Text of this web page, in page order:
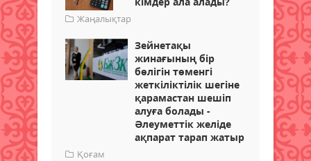
Жаңалықтар
Зейнетақы
жинағының бір
бөлігін төменгі
жеткіліктілік шегіне
қарамастан шешіп
алуға болады -
Әлеуметтік желіде
ақпарат тарап жатыр
Қоғам